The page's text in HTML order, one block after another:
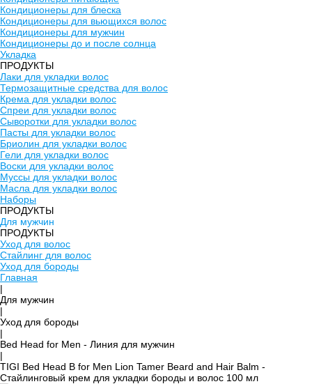
Кондиционеры для блеска
Кондиционеры для вьющихся волос
Кондиционеры для мужчин
Кондиционеры до и после солнца
Укладка
ПРОДУКТЫ
Лаки для укладки волос
Термозащитные средства для волос
Крема для укладки волос
Спреи для укладки волос
Сыворотки для укладки волос
Пасты для укладки волос
Бриолин для укладки волос
Гели для укладки волос
Воски для укладки волос
Муссы для укладки волос
Масла для укладки волос
Наборы
ПРОДУКТЫ
Для мужчин
ПРОДУКТЫ
Уход для волос
Стайлинг для волос
Уход для бороды
Главная
|
Для мужчин
|
Уход для бороды
|
Bed Head for Men - Линия для мужчин
|
TIGI Bed Head B for Men Lion Tamer Beard and Hair Balm -
Cтайлинговый крем для укладки бороды и волос 100 мл